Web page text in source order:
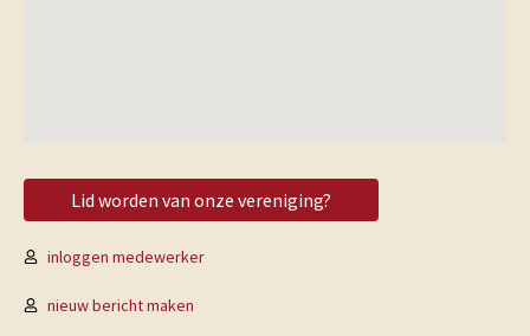
Lid worden van onze vereniging?
inloggen medewerker
nieuw bericht maken